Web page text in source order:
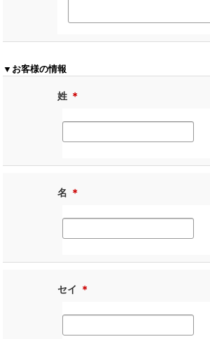
▼お客様の情報
姓 ＊
名 ＊
セイ ＊